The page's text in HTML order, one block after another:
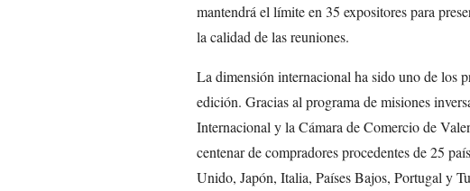
mantendrá el límite en 35 expositores para
la calidad de las reuniones.
La dimensión internacional ha sido uno de los
edición. Gracias al programa de misiones
Internacional y la Cámara de Comercio de
centenar de compradores procedentes de 25
Unido, Japón, Italia, Países Bajos, Portugal y